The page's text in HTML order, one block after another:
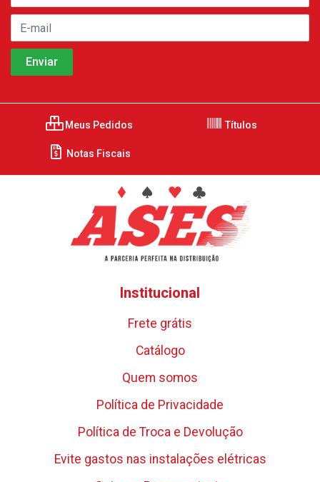
Meus Pedidos Títulos
Notas Fiscais
Institucional
Frete grátis
Catálogo
Quem somos
Política de Privacidade
Política de Troca e Devolução
Evite gastos nas instalações elétricas